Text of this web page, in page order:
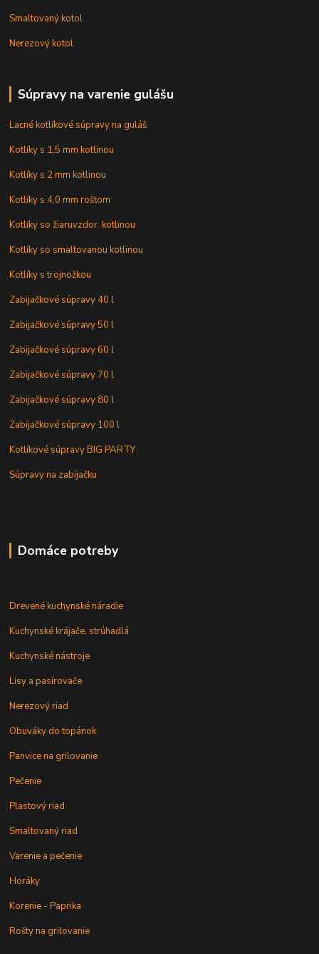
Smaltovaný kotol
Nerezový kotol
Súpravy na varenie gulášu
Lacné kotlíkové súpravy na guláš
Kotlíky s 1,5 mm kotlinou
Kotlíky s 2 mm kotlinou
Kotlíky s 4,0 mm roštom
Kotlíky so žiaruvzdor. kotlinou
Kotlíky so smaltovanou kotlinou
Kotlíky s trojnožkou
Zabijačkové súpravy 40 l
Zabijačkové súpravy 50 l
Zabijačkové súpravy 60 l
Zabijačkové súpravy 70 l
Zabijačkové súpravy 80 l
Zabijačkové súpravy 100 l
Kotlíkové súpravy BIG PARTY
Súpravy na zabíjačku
Domáce potreby
Drevené kuchynské náradie
Kuchynské krájače, strúhadlá
Kuchynské nástroje
Lisy a pasírovače
Nerezový riad
Obuváky do topánok
Panvice na grilovanie
Pečenie
Plastový riad
Smaltovaný riad
Varenie a pečenie
Horáky
Korenie - Paprika
Rošty na grilovanie